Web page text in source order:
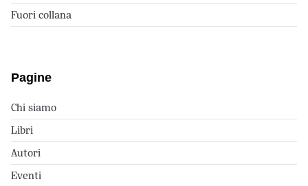
Fuori collana
Pagine
Chi siamo
Libri
Autori
Eventi